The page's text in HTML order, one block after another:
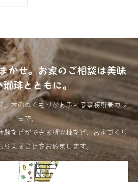
かせ。お家のご相談は美味
珈琲とともに。
。木のぬくもりがあふれる事務所兼カフ
ェで。
験などができる研究棟など、お家づくり
えることをお約束します。